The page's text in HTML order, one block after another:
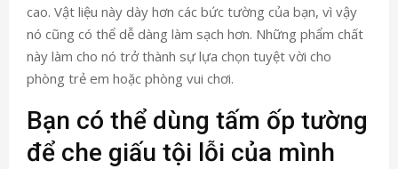
cao. Vật liệu này dày hơn các bức tường của bạn, vì vậy
nó cũng có thể dễ dàng làm sạch hơn. Những phẩm chất
này làm cho nó trở thành sự lựa chọn tuyệt vời cho
phòng trẻ em hoặc phòng vui chơi.
Bạn có thể dùng tấm ốp tường
để che giấu tội lỗi của mình